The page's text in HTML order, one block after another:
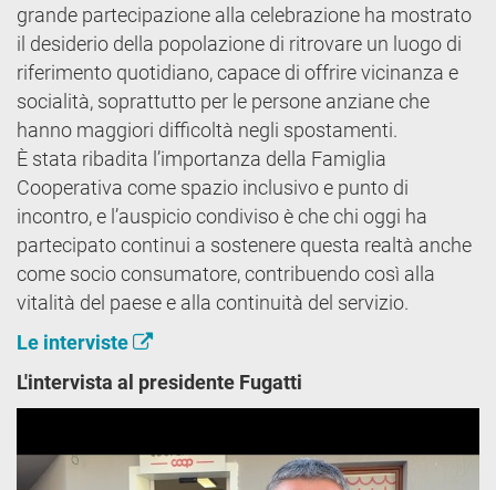
grande partecipazione alla celebrazione ha mostrato
il desiderio della popolazione di ritrovare un luogo di
riferimento quotidiano, capace di offrire vicinanza e
socialità, soprattutto per le persone anziane che
hanno maggiori difficoltà negli spostamenti.
È stata ribadita l’importanza della Famiglia
Cooperativa come spazio inclusivo e punto di
incontro, e l’auspicio condiviso è che chi oggi ha
partecipato continui a sostenere questa realtà anche
come socio consumatore, contribuendo così alla
vitalità del paese e alla continuità del servizio.
Le interviste
L'intervista al presidente Fugatti